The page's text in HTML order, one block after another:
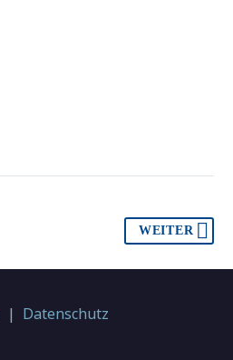
WEITER
| Datenschutz